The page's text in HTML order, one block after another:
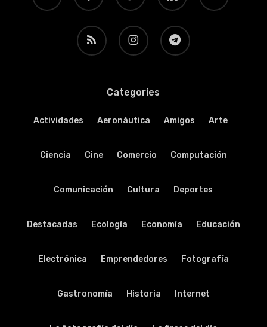
RSS instagram telegram
Categories
Actividades Aeronáutica Amigos Arte
Ciencia Cine Comercio Computación
Comunicación Cultura Deportes
Destacadas Ecología Economía Educación
Electrónica Emprendedores Fotografía
Gastronomía Historia Internet